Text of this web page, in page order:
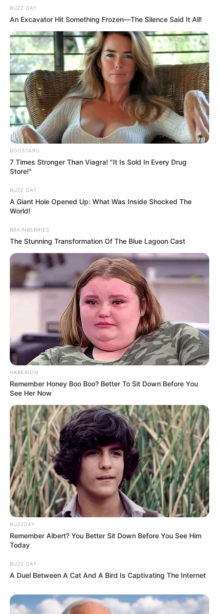
BUZZ DAY
An Excavator Hit Something Frozen—The Silence Said It All!
BOOSTARO
7 Times Stronger Than Viagra! "It Is Sold In Every Drug
Store!"
BUZZ DAY
A Giant Hole Opened Up: What Was Inside Shocked The
World!
BRAINBERRIES
The Stunning Transformation Of The Blue Lagoon Cast
HABERION
Remember Honey Boo Boo? Better To Sit Down Before You
See Her Now
BUZZDAY
Remember Albert? You Better Sit Down Before You See Him
Today
BUZZ DAY
A Duel Between A Cat And A Bird Is Captivating The Internet